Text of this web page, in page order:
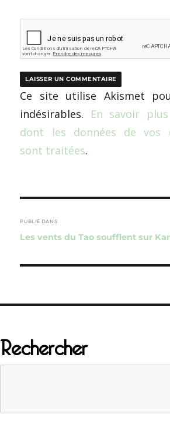
Ce site utilise Akismet
indésirables. En savoir
dont les données de vos
sont traitées.
de
l’article
PUBLIÉ DANS
Les vents du Tao soufflent sur
Rechercher